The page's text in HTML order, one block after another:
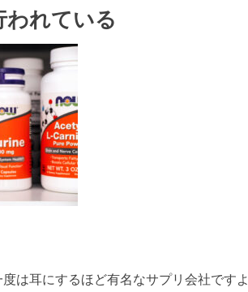
われている
は耳にするほど有名なサプリ会社ですよ